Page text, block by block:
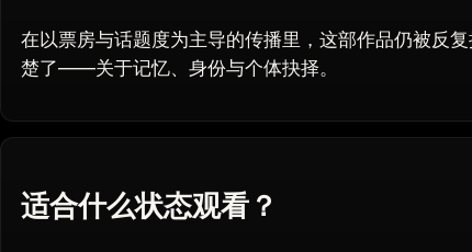
在以票房与话题度为主导的传播里，这部作品仍被反
楚了——关于记忆、身份与个体抉择。
适合什么状态观看？